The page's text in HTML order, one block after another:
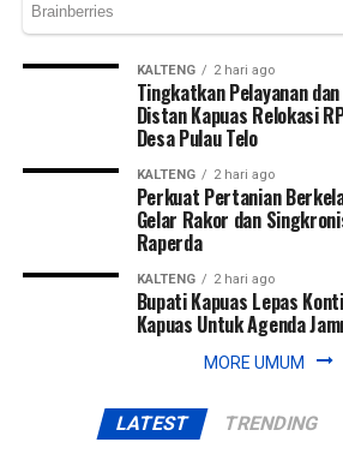
KALTENG 2 hari ago
Tingkatkan Pelayanan
Distan Kapuas Relokasi
Desa Pulau Telo
KALTENG 2 hari ago
Perkuat Pertanian
Gelar Rakor dan
Raperda
KALTENG 2 hari ago
Bupati Kapuas Lepas
Kapuas Untuk Agenda
MORE UMUM
LATEST TRENDING